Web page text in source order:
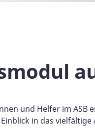
und Helfer im ASB
in das